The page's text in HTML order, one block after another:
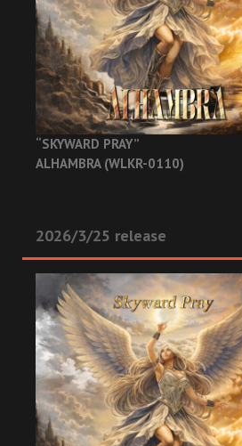
“SKYWARD PRAY”
ALHAMBRA (WLKR-0110)
2026/3/25 release